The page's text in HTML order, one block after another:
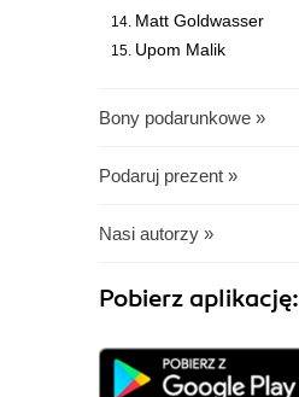
Matt Goldwasser
Upom Malik
Bony podarunkowe »
Podaruj prezent »
Nasi autorzy »
Pobierz aplikację: